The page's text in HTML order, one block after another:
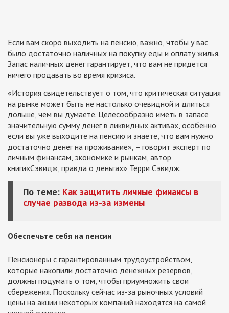
Если вам скоро выходить на пенсию, важно, чтобы у вас
было достаточно наличных на покупку еды и оплату жилья.
Запас наличных денег гарантирует, что вам не придется
ничего продавать во время кризиса.
«История свидетельствует о том, что критическая ситуация
на рынке может быть не настолько очевидной и длиться
дольше, чем вы думаете. Целесообразно иметь в запасе
значительную сумму денег в ликвидных активах, особенно
если вы уже выходите на пенсию и знаете, что вам нужно
достаточно денег на проживание», – говорит эксперт по
личным финансам, экономике и рынкам, автор
книги«Сэвидж, правда о деньгах» Терри Сэвидж.
По теме: Как защитить личные финансы в
случае развода из-за измены
Обеспечьте себя на пенсии
Пенсионеры с гарантированным трудоустройством,
которые накопили достаточно денежных резервов,
должны подумать о том, чтобы приумножить свои
сбережения. Поскольку сейчас из-за рыночных условий
цены на акции некоторых компаний находятся на самой